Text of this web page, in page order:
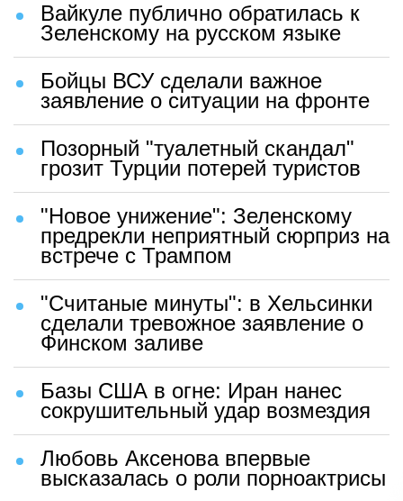
Вайкуле публично обратилась к
Зеленскому на русском языке
Бойцы ВСУ сделали важное
заявление о ситуации на фронте
Позорный "туалетный скандал"
грозит Турции потерей туристов
"Новое унижение": Зеленскому
предрекли неприятный сюрприз на
встрече с Трампом
"Считаные минуты": в Хельсинки
сделали тревожное заявление о
Финском заливе
Базы США в огне: Иран нанес
сокрушительный удар возмездия
Любовь Аксенова впервые
высказалась о роли порноактрисы